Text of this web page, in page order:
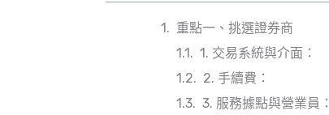
重點一、挑選證券商
1. 交易系統與介面：
2. 手續費：
3. 服務據點與營業員：